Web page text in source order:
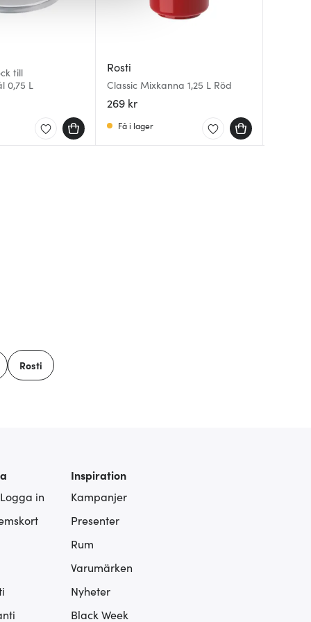
till
0,75 L
Rosti
Classic Mixkanna 1,25 L Röd
269 kr
Få i lager
Rosti
in
Inspiration
Kampanjer
Presenter
Rum
Varumärken
Nyheter
Black Week